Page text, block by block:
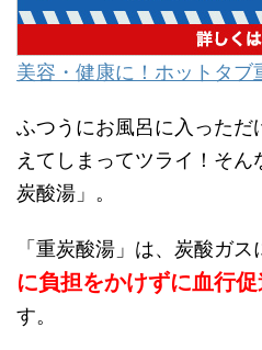
美容・健康に！ホットタブ
ふつうにお風呂に入っただ
えてしまってツライ！そ
炭酸湯」。
「重炭酸湯」は、炭酸ガス
に負担をかけずに血行
す。